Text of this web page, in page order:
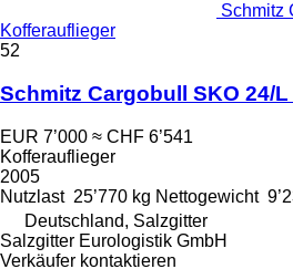
Schmitz
Kofferauflieger
52
Schmitz Cargobull SKO 24/L
EUR 7’000 ≈ CHF 6’541
Kofferauflieger
2005
Nutzlast 25’770 kg Nettogewicht
Deutschland, Salzgitter
Salzgitter Eurologistik GmbH
Verkäufer kontaktieren